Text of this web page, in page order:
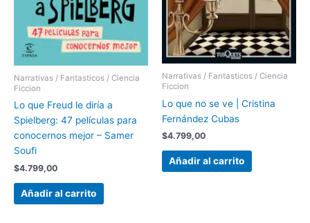
Narrativas / Fantasticos / Ciencia
Ficcion
Lo que Freud le diría a
Spielberg: 47 películas para
conocernos mejor – Samer
Soufi
$4.799,00
Añadir al carrito
Narrativas / Fantasticos / Ciencia
Ficcion
Lo que no se ve | Cristina
Fernández Cubas
$4.799,00
Añadir al carrito